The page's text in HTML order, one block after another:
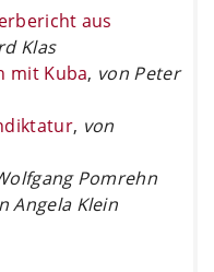
aus
Klas
mit Kuba, von Peter
, von
Pomrehn
Angela Klein